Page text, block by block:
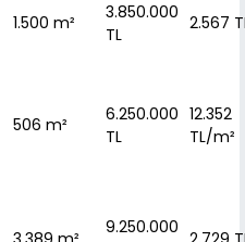
1.500 m²
3.850.000
TL
2.567
506 m²
6.250.000
TL
12.352
TL/m²
9.250.000